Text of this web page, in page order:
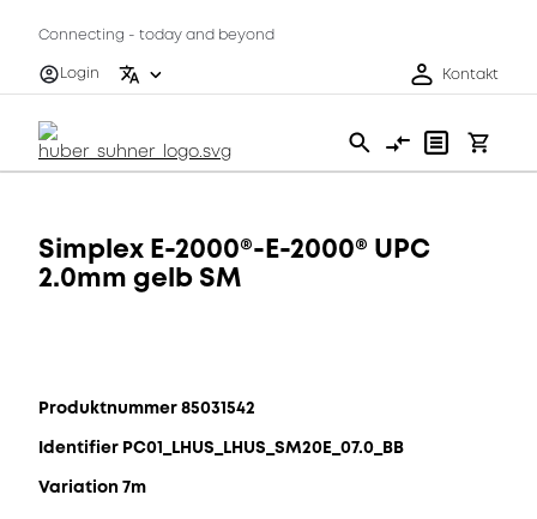
Connecting - today and beyond
Login
Kontakt
Simplex E-2000®-E-2000® UPC
2.0mm gelb SM
Produktnummer 85031542
Identifier PC01_LHUS_LHUS_SM20E_07.0_BB
Variation 7m